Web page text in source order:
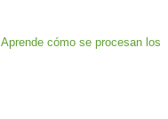
Aprende cómo se procesan los